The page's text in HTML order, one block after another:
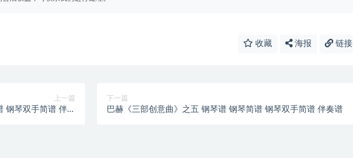
收藏 海报 链接
上一篇
钢琴双手简谱 伴奏
下一篇
巴赫《三部创意曲》之五 钢琴谱 钢琴简谱 钢琴双手简谱 伴奏谱